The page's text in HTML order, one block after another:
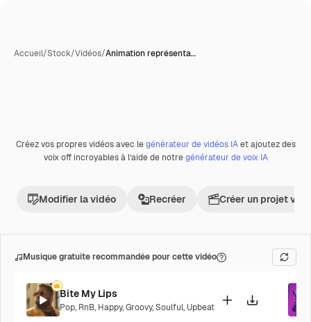
Accueil/Stock/Vidéos/Animation représenta…
Premium
Créez vos propres vidéos avec legénérateur de vidéos IAet ajoutez des
voix off incroyables à l’aide de notregénérateur de voix IA
Modifier la vidéo Recréer Créer un projet
Musique gratuite recommandée pour cette vidéo
Bite My Lips
Pop, RnB, Happy,Groovy,Soulful, Upbeat